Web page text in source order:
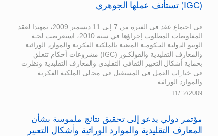
(IGC) تستأنف عملها الجوهري
في اجتماع عقد في الفترة من 7 إلى 11 ديسمبر 2009، تمهيدا لعقد
المفاوضات المطلوب إجراؤها في سنة 2010، استعرضت لجنة
الويبو الدولية الحكومية المعنية بالملكية الفكرية والموارد الوراثية
والمعارف التقليدية والفولكلور (IGC) مشروعات أحكام تتعلق
بحماية أشكال التعبير الثقافي التقليدي والمعارف التقليدية ونظرت
في خيارات العمل في المستقبل في مجالي الملكية الفكرية
والموارد الوراثية.
11/12/2009
مؤتمر دولي يدعو إلى تحقيق نتائج ملموسة بشأن
المعارف التقليدية والموارد الوراثية وأشكال التعبير